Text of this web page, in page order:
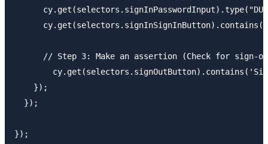
// Step 3: Make an assertion (Check for sign-
    });
  });
});